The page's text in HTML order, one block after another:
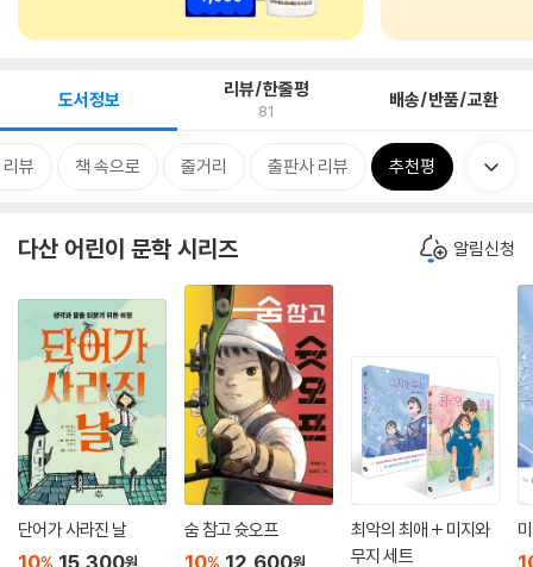
도서정보 리뷰/한줄평
81 배송/반품/교환
뷰 책 속으로 줄거리 출판사 리뷰 추천평
다산 어린이 문학 시리즈 알림신청
단어가 사라진 날
10 15,300원
숨 참고 슛오프
10 12,600원
최악의 최애 + 미지와
무지 세트